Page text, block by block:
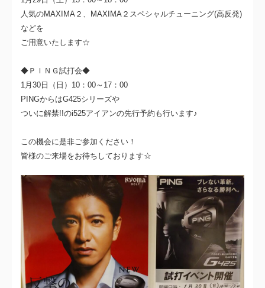
人気のMAXIMA２、MAXIMA２スペシャルチューニング(高反発)
などを
ご用意いたします☆
◆ＰＩＮＧ試打会◆
1月30日（日）10：00～17：00
PINGからはG425シリーズや
ついに解禁!!のi525アイアンの先行予約も行います♪
この機会に是非ご参加ください！
皆様のご来場をお待ちしております☆